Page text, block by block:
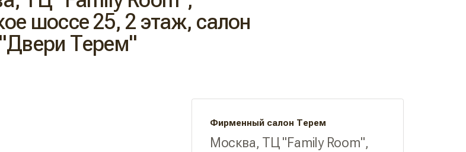
шоссе 25, 2 этаж, салон
"Двери Терем"
Фирменный салон Терем
Москва, ТЦ "Family Room",